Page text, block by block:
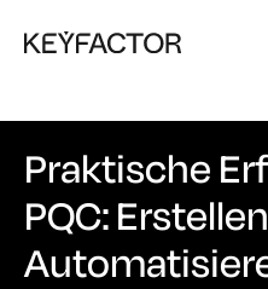
Praktische
PQC: